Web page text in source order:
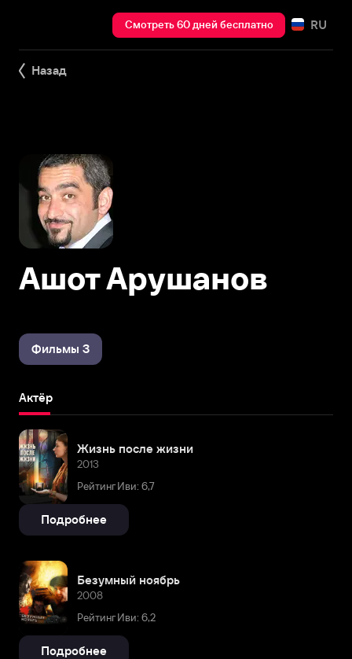
Смотреть 60 дней бесплатно RU
Назад
Ашот Арушанов
Фильмы 3
Актёр
Жизнь после жизни
2013
Рейтинг Иви: 6,7
Подробнее
Безумный ноябрь
2008
Рейтинг Иви: 6,2
Подробнее